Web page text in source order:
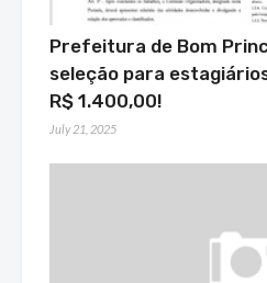
Prefeitura de Bom
seleção para
R$ 1.400,00!
July 21, 2025